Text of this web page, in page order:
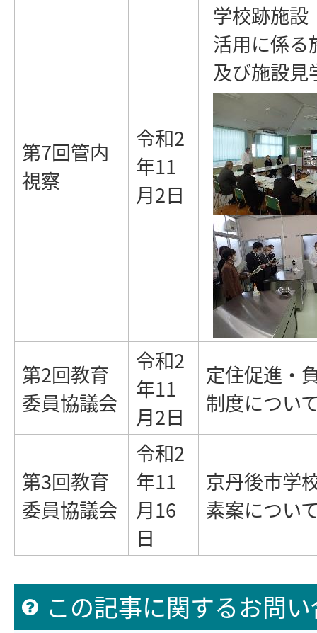
第7回管内
視察
令和2
年11
月2日
学校跡施設
活用に係る
及び施設見
第2回教育
委員協議会
令和2
年11
月2日
定住促進・
制度につい
第3回教育
委員協議会
令和2
年11
月16
日
京丹後市学
素案につい
この記事に関するお問